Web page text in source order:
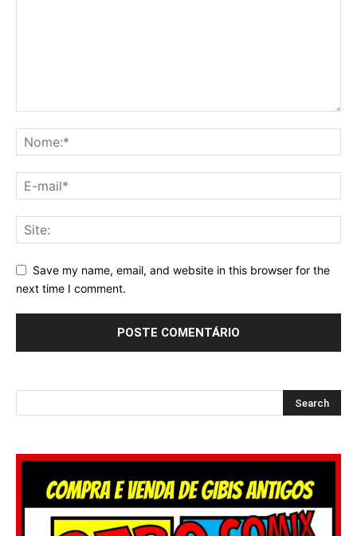
Save my name, email, and website in this browser for the
next time I comment.